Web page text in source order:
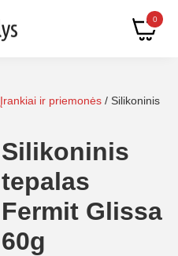
0
Įrankiai ir priemonės / Silikoninis
Silikoninis
tepalas
Fermit Glissa
60g